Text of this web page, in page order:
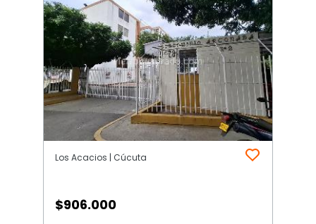
Los Acacios | Cúcuta
$906.000